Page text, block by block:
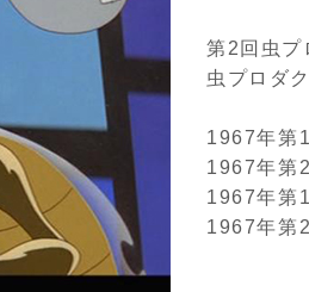
第2回虫プ
虫プロダ
1967年第
1967年第
1967年第
1967年第